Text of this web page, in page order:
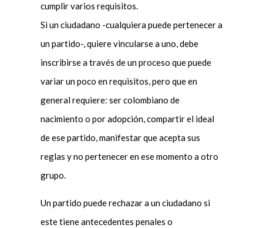
cumplir varios requisitos.
Si un ciudadano -cualquiera puede pertenecer a
un partido-, quiere vincularse a uno, debe
inscribirse a través de un proceso que puede
variar un poco en requisitos, pero que en
general requiere: ser colombiano de
nacimiento o por adopción, compartir el ideal
de ese partido, manifestar que acepta sus
reglas y no pertenecer en ese momento a otro
grupo.
Un partido puede rechazar a un ciudadano si
este tiene antecedentes penales o